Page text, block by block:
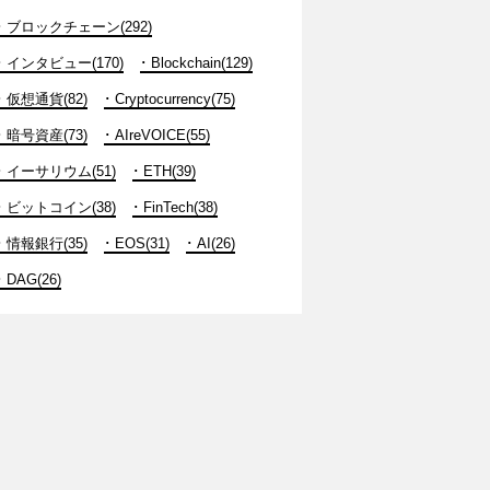
ブロックチェーン(292)
インタビュー(170) Blockchain(129)
仮想通貨(82) Cryptocurrency(75)
暗号資産(73) AIreVOICE(55)
イーサリウム(51) ETH(39)
ビットコイン(38) FinTech(38)
情報銀行(35) EOS(31) AI(26)
DAG(26)